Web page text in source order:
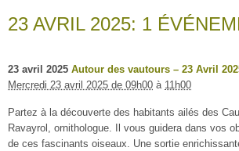
23 AVRIL 2025: 1
23 avril 2025 Autour des vautours – 23 Avril
Mercredi 23 avril 2025 de 09h00 à 11h00
Partez à la découverte des habitants ailés des
Ravayrol, ornithologue. Il vous guidera dans vos
de ces fascinants oiseaux. Une sortie